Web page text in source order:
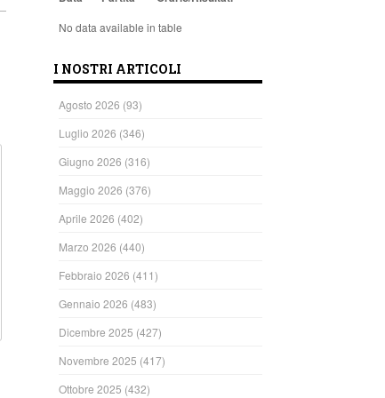
No data available in table
I NOSTRI ARTICOLI
Agosto 2026 (93)
Luglio 2026 (346)
Giugno 2026 (316)
Maggio 2026 (376)
Aprile 2026 (402)
Marzo 2026 (440)
Febbraio 2026 (411)
Gennaio 2026 (483)
Dicembre 2025 (427)
Novembre 2025 (417)
Ottobre 2025 (432)